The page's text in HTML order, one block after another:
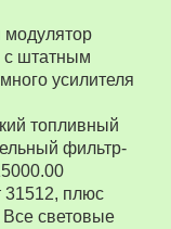
модулятор
с штатным
усилителя
топливный
фильтр-
31512, плюс
световые